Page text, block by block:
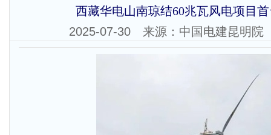
西藏华电山南琼结60兆瓦风电项目
2025-07-30 来源：中国电建昆明